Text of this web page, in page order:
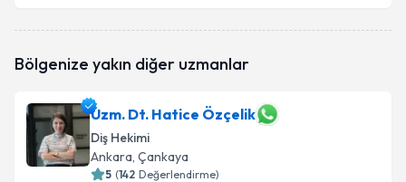
Size bu uzmandan randevu almanız için bir takvim
E-posta Adresiniz
Bölgenize yakın diğer uzmanlar
Uzm. Dt. Hatice Özçelik
Diş Hekimi
Ankara, Çankaya
5 (142 Değerlendirme)